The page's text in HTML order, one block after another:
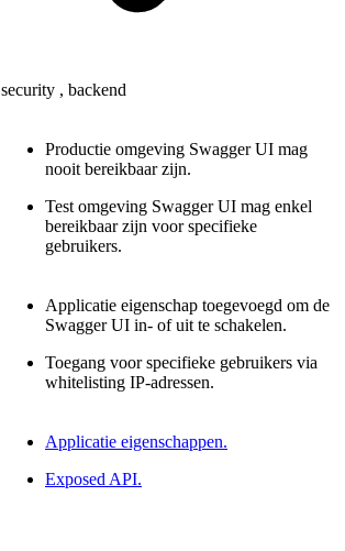
security , backend
Productie omgeving Swagger UI mag
nooit bereikbaar zijn.
Test omgeving Swagger UI mag enkel
bereikbaar zijn voor specifieke
gebruikers.
Applicatie eigenschap toegevoegd om de
Swagger UI in- of uit te schakelen.
Toegang voor specifieke gebruikers via
whitelisting IP-adressen.
Applicatie eigenschappen.
Exposed API.